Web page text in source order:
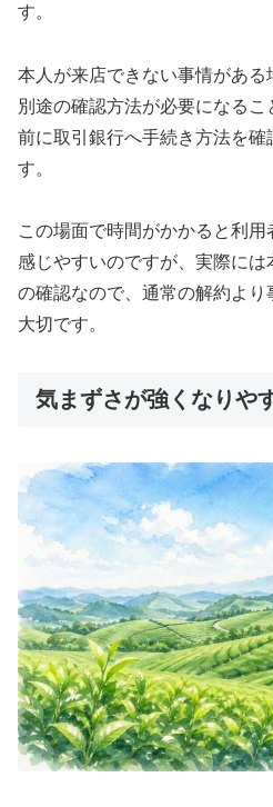
す。
本人が来店できない事情があ
別途の確認方法が必要になるこ
前に取引銀行へ手続き方法を
す。
この場面で時間がかかると利
感じやすいのですが、実際に
の確認なので、通常の解約よ
大切です。
気まずさが強くなりや